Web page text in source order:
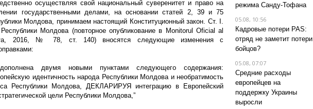
осуществляя свой национальный суверенитет и право на
государственными делами, на основании статей 2, 39 и 75
Молдова, принимаем настоящий Конституционный закон. Ст. I.
Молдова (повторное опубликование в Monitorul Oficial al
2016, № 78, ст. 140) вносятся следующие изменения с
двумя новыми пунктами следующего содержания:
идентичность народа Республики Молдова и необратимость
Республики Молдова, ДЕКЛАРИРУЯ интеграцию в Европейский
цели Республики Молдова,”
режима Санду-Тофана
05.08, 10:56
Кадровые потери PAS:
отряд не заметит потери
бойцов?
05.08, 07:07
Средние расходы
европейцев на
поддержку Украины
выросли